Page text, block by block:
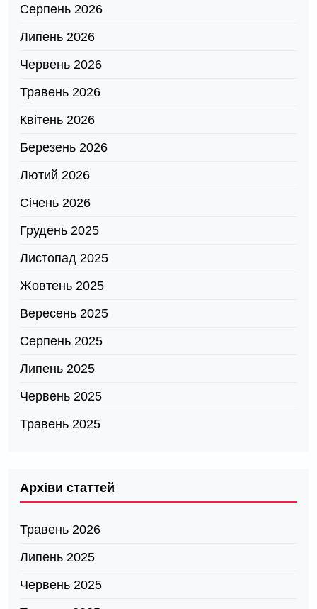
Серпень 2026
Липень 2026
Червень 2026
Травень 2026
Квітень 2026
Березень 2026
Лютий 2026
Січень 2026
Грудень 2025
Листопад 2025
Жовтень 2025
Вересень 2025
Серпень 2025
Липень 2025
Червень 2025
Травень 2025
Архіви статтей
Травень 2026
Липень 2025
Червень 2025